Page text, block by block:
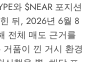
와 $NEAR 포지션
뒤, 2026년 6월 8
전체 매도 근거를
품이 낀 거시 환경